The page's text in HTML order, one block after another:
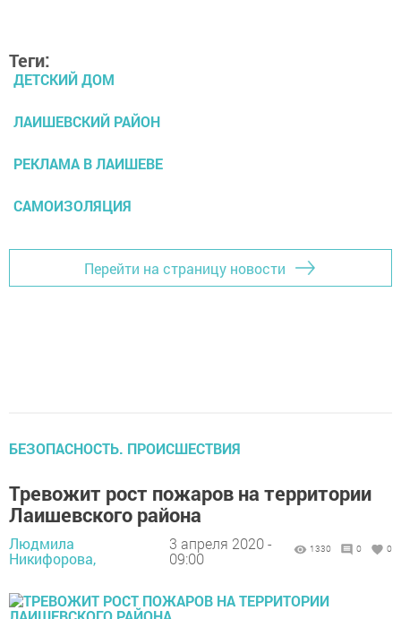
Теги:
ДЕТСКИЙ ДОМ
ЛАИШЕВСКИЙ РАЙОН
РЕКЛАМА В ЛАИШЕВЕ
САМОИЗОЛЯЦИЯ
Перейти на страницу новости
БЕЗОПАСНОСТЬ. ПРОИСШЕСТВИЯ
Тревожит рост пожаров на территории
Лаишевского района
Людмила
Никифорова,
3 апреля 2020 -
09:00
1330 0 0